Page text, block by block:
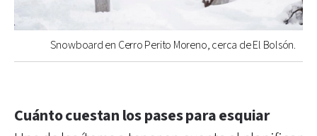
Snowboard en Cerro Perito Moreno, cerca de El Bolsón.
Cuánto cuestan los pases para esquiar